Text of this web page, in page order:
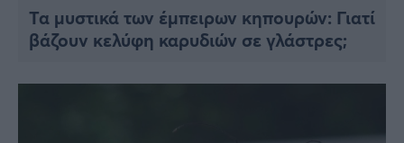
Τα μυστικά των έμπειρων κηπουρών: Γιατί
βάζουν κελύφη καρυδιών σε γλάστρες;